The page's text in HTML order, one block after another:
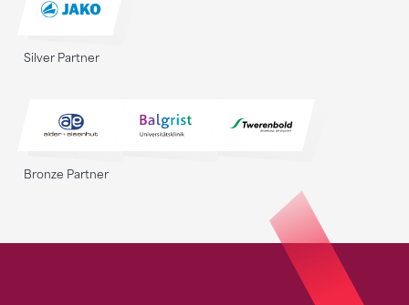
Silver Partner
Bronze Partner